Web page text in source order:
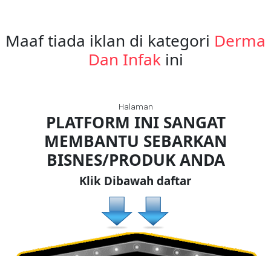
Maaf tiada iklan di kategori Derma
Dan Infakini
Halaman
PLATFORM INI SANGAT
MEMBANTU SEBARKAN
BISNES/PRODUK ANDA
Klik Dibawah daftar
WANITA(0)
LELAKI(0)